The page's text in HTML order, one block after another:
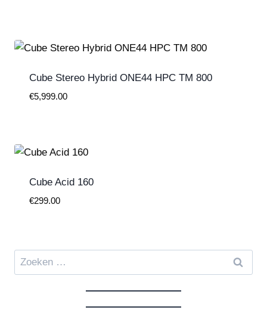
Cube Stereo Hybrid ONE44 HPC TM 800
€5,999.00
Cube Acid 160
€299.00
Zoeken
naar: